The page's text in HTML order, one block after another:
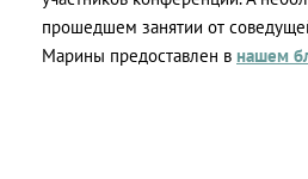
прошедшем занятии от
Марины предоставлен в нашем